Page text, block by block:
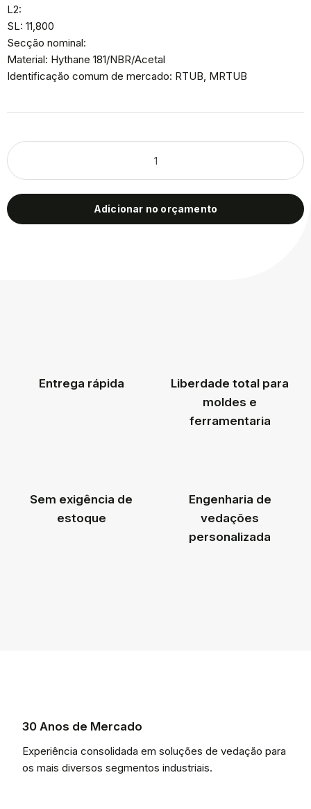
L2:
SL: 11,800
Secção nominal:
Material: Hythane 181/NBR/Acetal
Identificação comum de mercado: RTUB, MRTUB
Adicionar no orçamento
Entrega rápida
Liberdade total para
moldes e
ferramentaria
Sem exigência de
estoque
Engenharia de
vedações
personalizada
30 Anos de Mercado
Experiência consolidada em soluções de vedação para
os mais diversos segmentos industriais.